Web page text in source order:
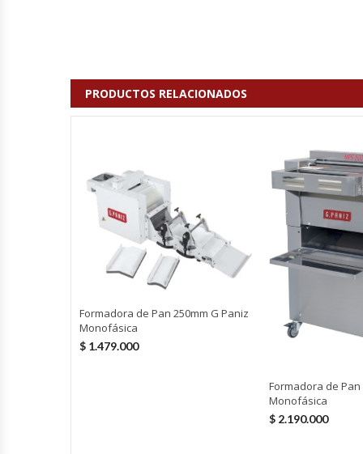
Exhibidoras De Productos Calientes
Expendedoras De Jugo
Exprimidor De Naranjas
Extractoras De Jugos
PRODUCTOS RELACIONADOS
Formadora de Pan 250mm G Paniz
Monofásica
$ 1.479.000
Formadora de Pan
Monofásica
$2.190.000